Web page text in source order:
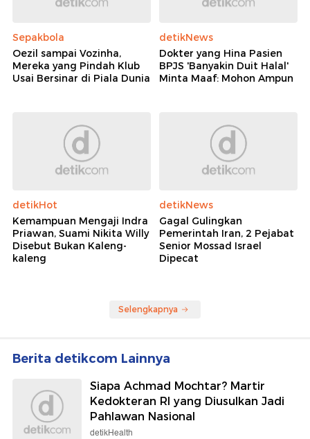
Sepakbola
Oezil sampai Vozinha,
Mereka yang Pindah Klub
Usai Bersinar di Piala Dunia
detikNews
Dokter yang Hina Pasien
BPJS 'Banyakin Duit Halal'
Minta Maaf: Mohon Ampun
detikHot
Kemampuan Mengaji Indra
Priawan, Suami Nikita Willy
Disebut Bukan Kaleng-
kaleng
detikNews
Gagal Gulingkan
Pemerintah Iran, 2 Pejabat
Senior Mossad Israel
Dipecat
Selengkapnya
Berita detikcom Lainnya
Siapa Achmad Mochtar? Martir
Kedokteran RI yang Diusulkan Jadi
Pahlawan Nasional
detikHealth